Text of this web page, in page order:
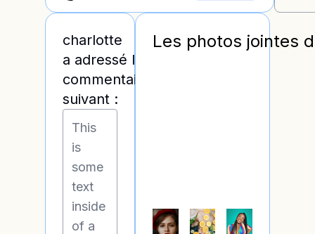
charlotte
a adressé les
commentaires
suivant :
This
is
some
text
inside
of a
Les photos jointes